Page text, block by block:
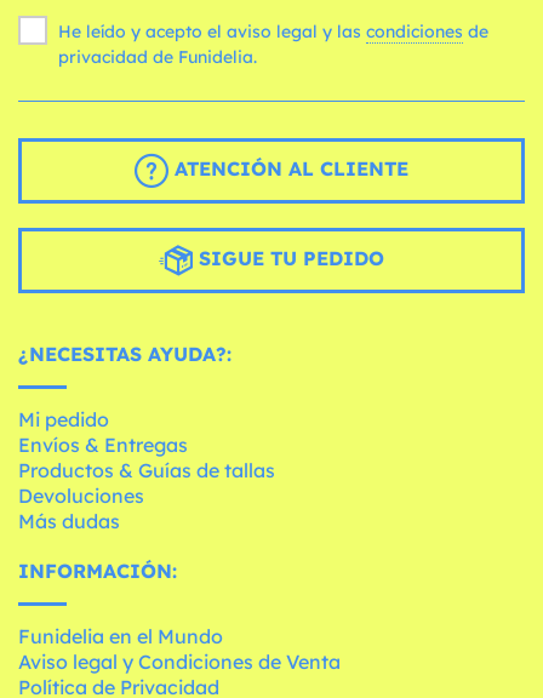
He leído y acepto el aviso legal y las condiciones
privacidad de Funidelia.
ATENCIÓN AL CLIENTE
SIGUE TU PEDIDO
¿NECESITAS AYUDA?:
Mi pedido
Envíos & Entregas
Productos & Guías de tallas
Devoluciones
Más dudas
INFORMACIÓN:
Funidelia en el Mundo
Aviso legal y Condiciones de Venta
Política de Privacidad